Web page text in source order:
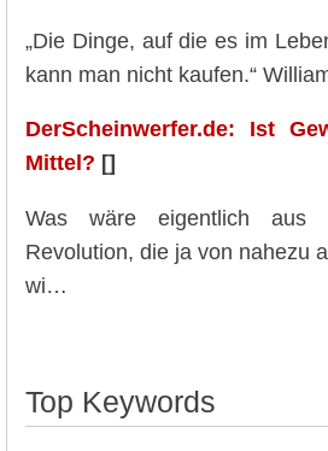
„Die Dinge, auf die es im
kann man nicht kaufen.“
DerScheinwerfer.de: Ist
Mittel? []
Was wäre eigentlich aus
Revolution, die ja von nahezu
wi…
Top Keywords